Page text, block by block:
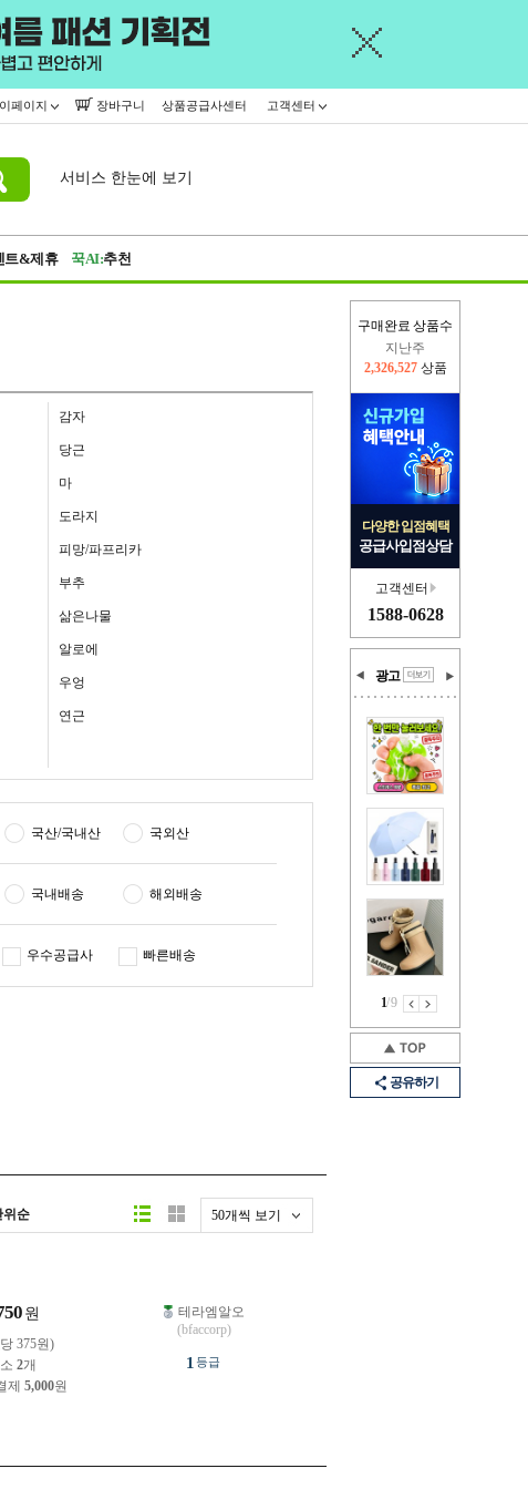
페이지 장바구니 상품공급사센터 고객센터
서비스 한눈에 보기
트&제휴 꾹AI:추천
구매완료 상품수
지난주
2,326,527 상품
다양한 입점혜택
공급사입점상담
고객센터
1588-0628
광고
1/9
공유하기
감자
당근
마
도라지
피망/파프리카
부추
삶은나물
알로에
우엉
연근
국산/국내산 국외산
국내배송 해외배송
우수공급사 빠른배송
위순 50개씩 보기
원
375원)
2개
제 5,000원
테라엠알오
(bfaccorp)
1 등급